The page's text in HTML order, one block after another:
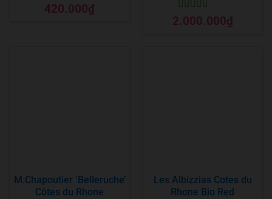
Được xếp
hạng 55 sao
420.000₫
Được xếp
hạng55 sao
2.000.000₫
M.Chapoutier ‘Belleruche’
Côtes du Rhone
Les Albizzias Cotes du
Rhone Bio Red